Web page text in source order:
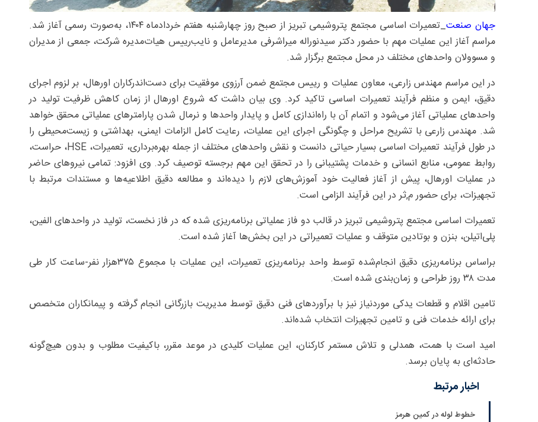
جهان صنعت
_تعمیرات اساسی مجتمع پتروشیمی تبریز از صبح روز چهارشنبه هفتم خردادماه ۱۴۰۴، به‌صورت رسمی آغاز شد.
مراسم آغاز این عملیات مهم با حضور دکتر سیدنوراله میراشرفی مدیرعامل و نایب‌رییس هیات‌مدیره شرکت، جمعی از مدیران
و مسوولان واحدهای مختلف در محل مجتمع برگزار شد.
در این مراسم مهندس زارعی، معاون عملیات و رییس مجتمع ضمن آرزوی موفقیت برای دست‌اندرکاران اورهال، بر لزوم اجرای
دقیق، ایمن و منظم فرآیند تعمیرات اساسی تاکید کرد. وی بیان داشت که شروع اورهال از زمان کاهش ظرفیت تولید در
واحدهای عملیاتی آغاز می‌شود و اتمام آن با راه‌اندازی کامل و پایدار واحدها و نرمال شدن پارامترهای عملیاتی محقق خواهد
شد. مهندس زارعی با تشریح مراحل و چگونگی اجرای این عملیات، رعایت کامل الزامات ایمنی، بهداشتی و زیست‌محیطی را
در طول فرآیند تعمیرات اساسی بسیار حیاتی دانست و نقش واحدهای مختلف از جمله بهره‌برداری، تعمیرات، HSE، حراست،
روابط عمومی، منابع انسانی و خدمات پشتیبانی را در تحقق این مهم برجسته توصیف کرد. وی افزود: تمامی نیروهای حاضر
در عملیات اورهال، پیش از آغاز فعالیت خود آموزش‌های لازم را دیده‌اند و مطالعه دقیق اطلاعیه‌ها و مستندات مرتبط با
تجهیزات، برای حضور م,ثر در این فرآیند الزامی است.
تعمیرات اساسی مجتمع پتروشیمی تبریز در قالب دو فاز عملیاتی برنامه‌ریزی شده که در فاز نخست، تولید در واحدهای الفین،
پلی‌اتیلن، بنزن و بوتادین متوقف و عملیات تعمیراتی در این بخش‌ها آغاز شده است.
براساس برنامه‌ریزی دقیق انجام‌شده توسط واحد برنامه‌ریزی تعمیرات، این عملیات با مجموع ۳۷۵‌هزار نفر-ساعت کار طی
مدت ۳۸ روز طراحی و زمان‌بندی شده است.
تامین اقلام و قطعات یدکی موردنیاز نیز با برآوردهای فنی دقیق توسط مدیریت بازرگانی انجام گرفته و پیمانکاران متخصص
برای ارائه خدمات فنی و تامین تجهیزات انتخاب شده‌اند.
امید است با همت، همدلی و تلاش مستمر کارکنان، این عملیات کلیدی در موعد مقرر، باکیفیت مطلوب و بدون هیچ‌گونه
حادثه‌ای به پایان برسد.
اخبار مرتبط
خطوط لوله در کمین هرمز